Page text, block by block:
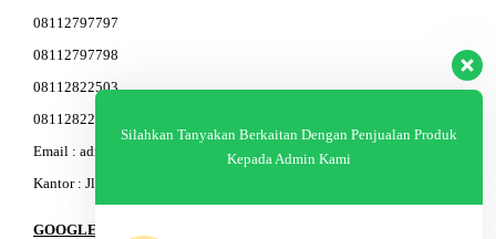
08112797797
08112797798
08112822503
08112822603
Email : admin@am-baja.com
Kantor : Jl. Gatot Subroto 7b Semarang.
GOOGLE MAPS
Silahkan Tanyakan Berkaitan Dengan Penjualan Produk
Kepada Admin Kami